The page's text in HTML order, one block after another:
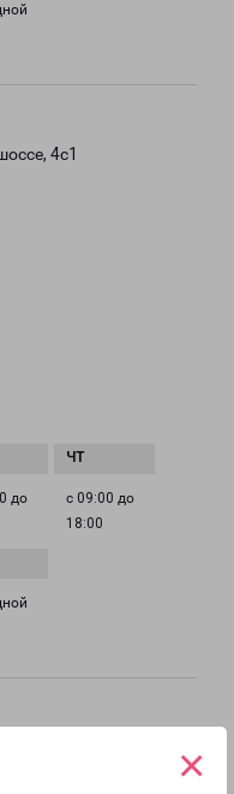
×
4с1
до
с 09:00 до
18:00